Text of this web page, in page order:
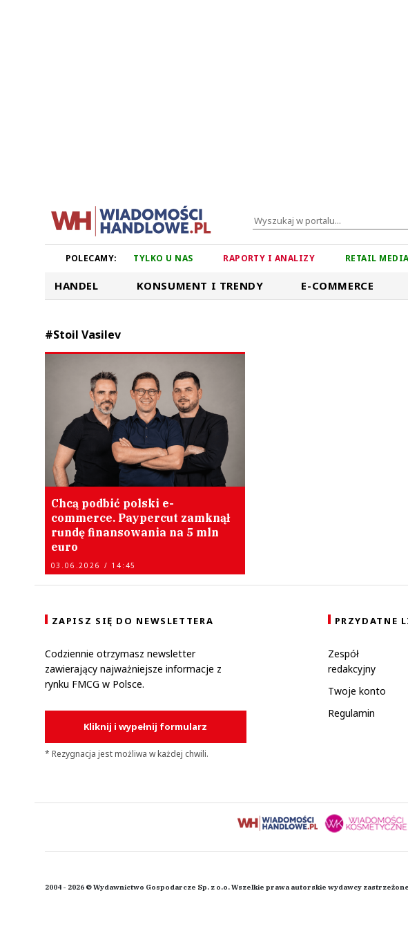
POLECAMY: TYLKO U NAS RAPORTY I ANALIZY RETAIL
HANDEL KONSUMENT I TRENDY E-COMMERCE
#Stoil Vasilev
Chcą podbić polski e-
commerce. Paypercut zamknął
rundę finansowania na 5 mln
euro
03.06.2026 / 14:45
ZAPISZ SIĘ DO NEWSLETTERA
Codziennie otrzymasz newsletter
zawierający najważniejsze informacje z
rynku FMCG w Polsce.
Kliknij i wypełnij formularz
* Rezygnacja jest możliwa w każdej chwili.
PRZYDATNE
Zespół
redakcyjny
Twoje konto
Regulamin
2004 - 2026 © Wydawnictwo Gospodarcze Sp. z o.o. Wszelkie prawa autorskie wydawcy